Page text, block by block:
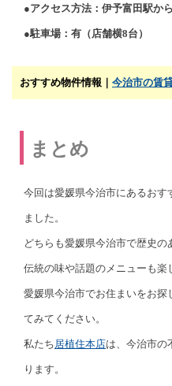
●アクセス方法：伊予富田駅か
●駐車場：有（店舗横8台）
おすすめ物件情報｜ 今治市の賃
まとめ
今回は愛媛県今治市にあるおす
ました。
どちらも愛媛県今治市で歴史の
伝統の味や話題のメニューも楽
愛媛県今治市でお住まいをお探
てみてください。
私たち居植住本店は、今治市の
ります。